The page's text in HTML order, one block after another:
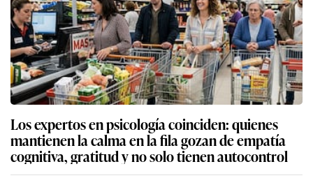
Los expertos en psicología coinciden: quienes
mantienen la calma en la fila gozan de empatía
cognitiva, gratitud y no solo tienen autocontrol